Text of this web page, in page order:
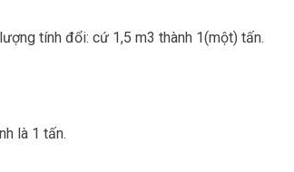
tính đổi: cứ 1,5 m3 thành 1(một) tấn.
là 1 tấn.